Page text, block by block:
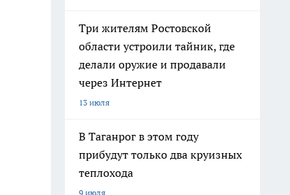
Три жителям Ростовской
области устроили тайник, где
делали оружие и продавали
через Интернет
13 июля
В Таганрог в этом году
прибудут только два круизных
теплохода
9 июля